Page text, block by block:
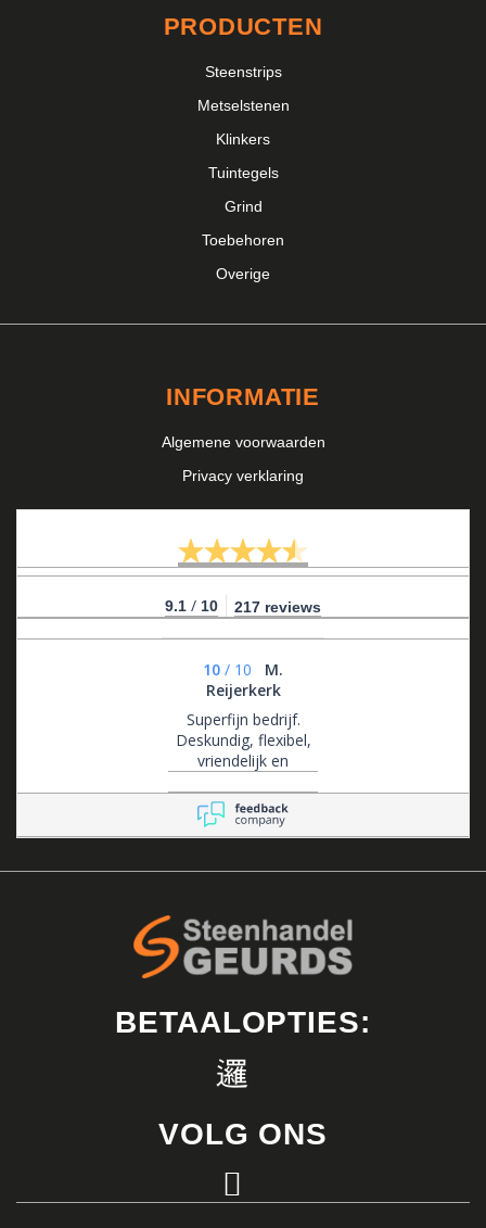
PRODUCTEN
Steenstrips
Metselstenen
Klinkers
Tuintegels
Grind
Toebehoren
Overige
INFORMATIE
Algemene voorwaarden
Privacy verklaring
9.1 / 10 217 reviews
10 / 10
M.
Reijerkerk
Superfijn bedrijf.
Deskundig, flexibel,
vriendelijk en
BETAALOPTIES:
VOLG ONS